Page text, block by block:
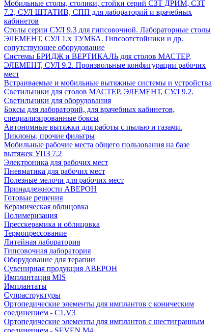
Мобильные столы, столики, стойки серий СЗТ ДРИМ, СЗТ
7.2, СУЛ ШТАТИВ, СПП для лабораторий и врачебных
кабинетов
Столы серии СУЛ 9.3 для гипсовочной. Лабораторные столы
ЭЛЕМЕНТ, СУЛ 1.х ТУМБА. Гипсоотстойники и др.
сопутствующее оборудование
Системы БРИДЖ и ВЕРТИКАЛЬ для столов МАСТЕР,
ЭЛЕМЕНТ, СУЛ 9.2. Произвольные конфигурации рабочих
мест
Встраиваемые и мобильные вытяжные системы и устройства
Светильники для столов МАСТЕР, ЭЛЕМЕНТ, СУЛ 9.2.
Светильники для оборудования
Боксы для лабораторий, для врачебных кабинетов,
специализированные боксы
Автономные вытяжки для работы с пылью и газами.
Циклоны, прочие фильтры
Мобильные рабочие места общего пользования на базе
вытяжек УПЗ 7.2
Электроника для рабочих мест
Пневматика для рабочих мест
Полезные мелочи для рабочих мест
Принадлежности АВЕРОН
Готовые решения
Керамическая облицовка
Полимеризация
Пресскерамика и облицовка
Термопрессование
Литейная лаборатория
Гипсовочная лаборатория
Оборудование для терапии
Сувенирная продукция АВЕРОН
Имплантация MIS
Имплантаты
Супраструктуры
Ортопедические элементы для имплантов с коническим
соединением - C1,V3
Ортопедические элементы для имплантов с шестигранным
соединением - SEVEN,M4